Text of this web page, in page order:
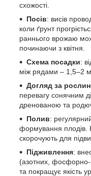
схожості.
Посів: висів
коли ґрунт
раннього врожаю
починаючи з квітня.
Схема посадки:
між рядами – 1,5–2 м.
Догляд за
перевагу сонячним
дренованою та
Полив:
формування плодів.
скорочують для
Підживлення:
(азотних, фосфорно-
та покращує якість